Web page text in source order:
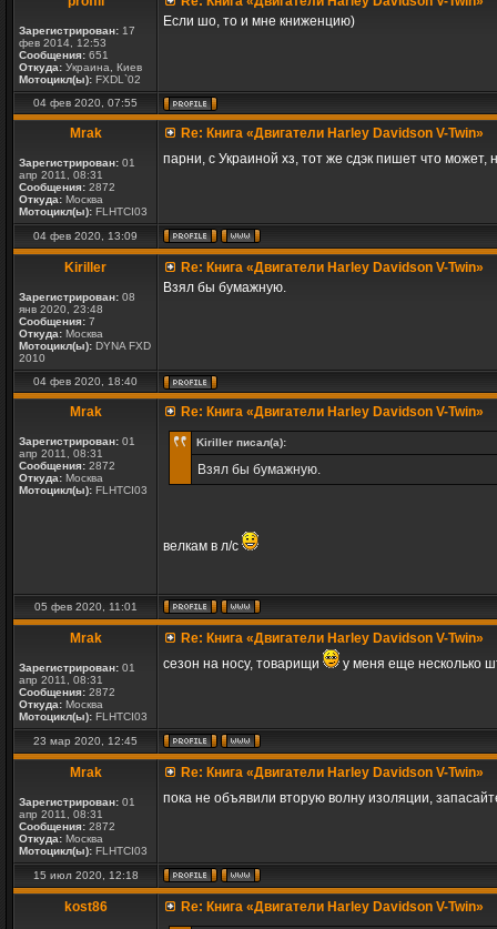
Зарегистрирован: 17
фев 2014, 12:53
Сообщения: 651
Откуда: Украина, Киев
Мотоцикл(ы): FXDL`02
Если шо, то и мне книженцию)
04 фев 2020, 07:55
Mrak
Зарегистрирован: 01
апр 2011, 08:31
Сообщения: 2872
Откуда: Москва
Мотоцикл(ы): FLHTCI03
Re: Книга «Двигатели Harley Davidson V-Twin»
парни, с Украиной хз, тот же сдэк пишет что может,
04 фев 2020, 13:09
Kiriller
Зарегистрирован: 08
янв 2020, 23:48
Сообщения: 7
Откуда: Москва
Мотоцикл(ы): DYNA FXD
2010
Re: Книга «Двигатели Harley Davidson V-Twin»
Взял бы бумажную.
04 фев 2020, 18:40
Mrak
Зарегистрирован: 01
апр 2011, 08:31
Сообщения: 2872
Откуда: Москва
Мотоцикл(ы): FLHTCI03
Re: Книга «Двигатели Harley Davidson V-Twin»
Kiriller писал(а):
Взял бы бумажную.
велкам в л/с
05 фев 2020, 11:01
Mrak
Зарегистрирован: 01
апр 2011, 08:31
Сообщения: 2872
Откуда: Москва
Мотоцикл(ы): FLHTCI03
Re: Книга «Двигатели Harley Davidson V-Twin»
сезон на носу, товарищи
у меня еще несколько
23 мар 2020, 12:45
Mrak
Зарегистрирован: 01
апр 2011, 08:31
Сообщения: 2872
Откуда: Москва
Мотоцикл(ы): FLHTCI03
Re: Книга «Двигатели Harley Davidson V-Twin»
пока не объявили вторую волну изоляции,
15 июл 2020, 12:18
kost86 Re: Книга «Двигатели Harley Davidson V-Twin»